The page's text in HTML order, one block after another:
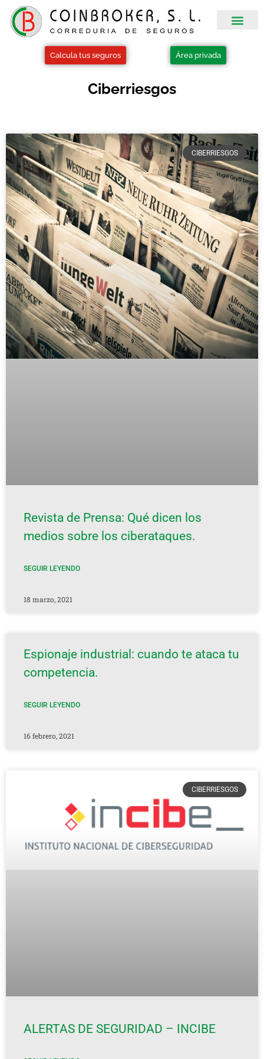
Calcula tus seguros Área privada
Ciberriesgos
CIBERRIESGOS
Revista de Prensa: Qué dicen los
medios sobre los ciberataques.
SEGUIR LEYENDO
18 marzo, 2021
Espionaje industrial: cuando te ataca tu
competencia.
SEGUIR LEYENDO
16 febrero, 2021
CIBERRIESGOS
ALERTAS DE SEGURIDAD – INCIBE